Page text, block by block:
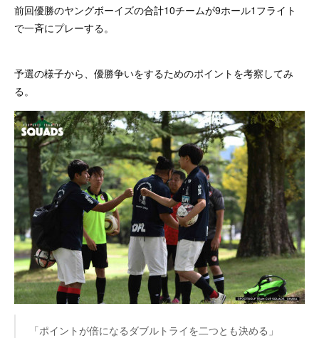
前回優勝のヤングボーイズの合計10チームが9ホール1フライト
で一斉にプレーする。
予選の様子から、優勝争いをするためのポイントを考察してみ
る。
「ポイントが倍になるダブルトライを二つとも決める」